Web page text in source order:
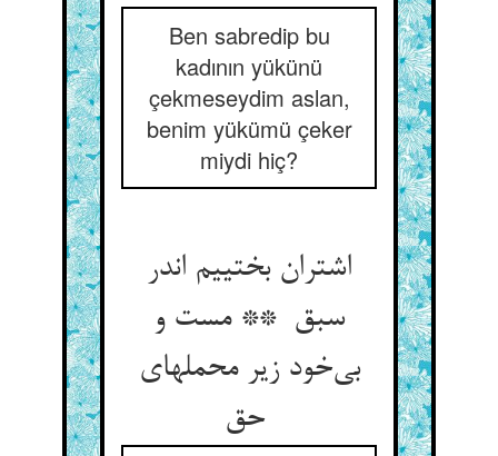
Ben sabredip bu
kadının yükünü
çekmeseydim aslan,
benim yükümü çeker
miydi hiç?
اشتران بختییم اندر
سبق ** مست و
بی‌خود زیر محملهای